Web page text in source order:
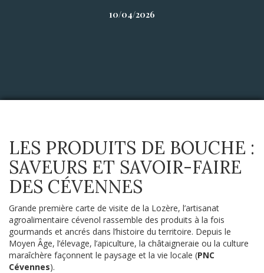
10/04/2026
LES PRODUITS DE BOUCHE :
SAVEURS ET SAVOIR-FAIRE
DES CÉVENNES
Grande première carte de visite de la Lozère, l’artisanat
agroalimentaire cévenol rassemble des produits à la fois
gourmands et ancrés dans l’histoire du territoire. Depuis le
Moyen Âge, l’élevage, l’apiculture, la châtaigneraie ou la culture
maraîchère façonnent le paysage et la vie locale (PNC
Cévennes).